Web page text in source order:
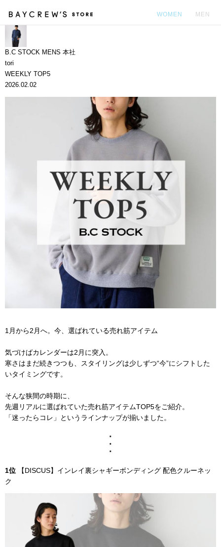
WOMEN MEN
B.C STOCK MENS 本社
tori
WEEKLY TOP5
2026.02.02
1月から2月へ。今、選ばれている売れ筋アイテム
気づけばカレンダーは2月に突入。
寒さはまだ続きつつも、スタイリングは少しずつ“今”にシフトした
いタイミングです。
そんな狭間の時期に、
先週リアルに選ばれていた売れ筋アイテムTOP5をご紹介。
「迷ったらコレ」というラインナップが揃いました。
1位
【DISCUS】インレイ裏シャギーボンディング 配色クルーネッ
ク